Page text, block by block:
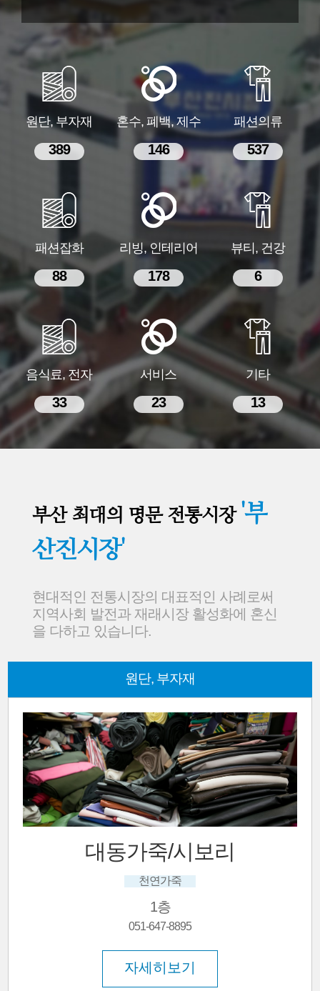
원단, 부자재
389
혼수, 폐백, 제수
146
패션의류
537
패션잡화
88
리빙, 인테리어
178
뷰티, 건강
6
음식료, 전자
33
서비스
23
기타
13
부산 최대의 명문 전통시장 '부
산진시장'
현대적인 전통시장의 대표적인 사례로써
지역사회 발전과 재래시장 활성화에 혼신
을 다하고 있습니다.
원단, 부자재
대동가죽/시보리
천연가죽
1층
051-647-8895
자세히보기